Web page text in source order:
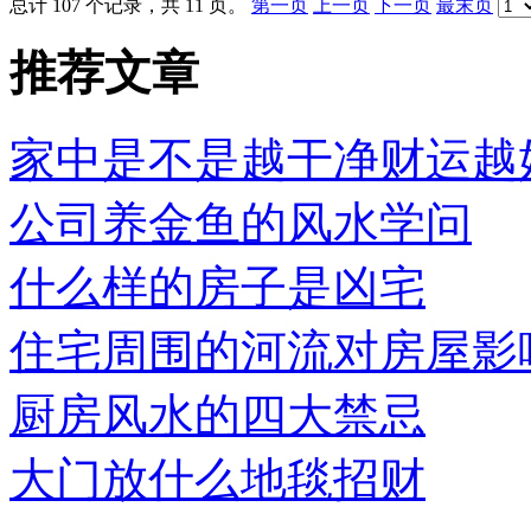
总计 107 个记录，共 11 页。 第一页 上一页 下一页 最末页
推荐文章
家中是不是越干净财运越
公司养金鱼的风水学问
什么样的房子是凶宅
住宅周围的河流对房屋影
厨房风水的四大禁忌
大门放什么地毯招财